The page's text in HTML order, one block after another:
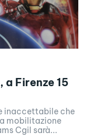
a Firenze 15
inaccettabile che
mobilitazione
Cgil sarà...